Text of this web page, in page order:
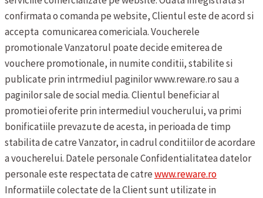
confirmata o comanda pe website, Clientul este de acord si
accepta comunicarea comericiala.Voucherele
promotionaleVanzatorul poate decide emiterea de
vouchere promotionale, in numite conditii, stabilite si
publicate prin intrmediul paginilor www.reware.ro sau a
paginilor sale de social media. Clientul beneficiar al
promotiei oferite prin intermediul voucherului, va primi
bonificatiile prevazute de acesta, in perioada de timp
stabilita de catre Vanzator, in cadrul conditiilor de acordare
a voucherelui. Datele personaleConfidentialitatea datelor
personale este respectata de catrewww.reware.ro
Informatiile colectate de la Client sunt utilizate in